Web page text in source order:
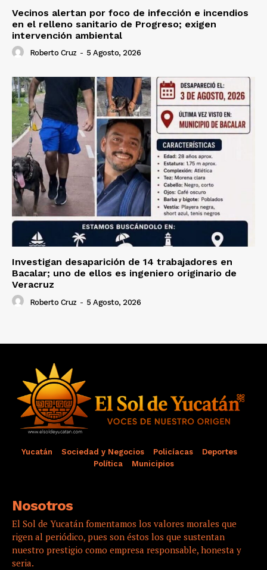
Vecinos alertan por foco de infección e incendios
en el relleno sanitario de Progreso; exigen
intervención ambiental
Roberto Cruz - 5 Agosto, 2026
Investigan desaparición de 14 trabajadores en
Bacalar; uno de ellos es ingeniero originario de
Veracruz
Roberto Cruz - 5 Agosto, 2026
Yucatán Sociedad y Negocios Policíacas
Deportes
Política
Municipios
Nosotros
El Sol de Yucatán fomentamos los valores morales que
rigen al periódico, pues son éstos los que sustentan
nuestro prestigio como empresa responsable, honesta y
seria.